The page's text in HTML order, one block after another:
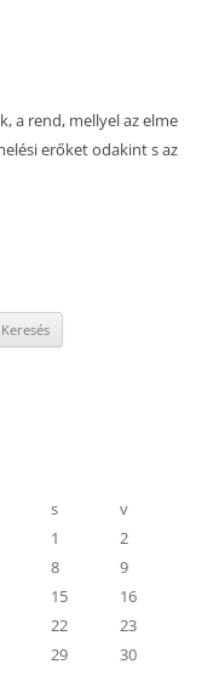
a rend, mellyel az elme
erőket odakint s az
s
v
1
2
8
9
15
16
22
23
29
30